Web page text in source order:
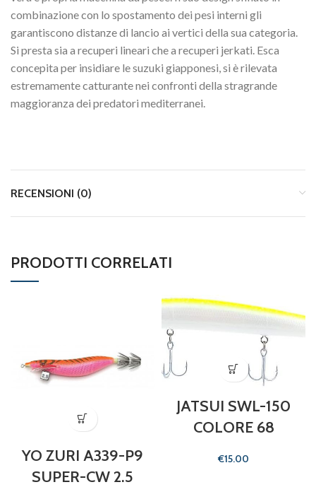
combinazione con lo spostamento dei pesi interni gli
garantiscono distanze di lancio ai vertici della sua categoria.
Si presta sia a recuperi lineari che a recuperi jerkati. Esca
concepita per insidiare le suzuki giapponesi, si è rilevata
estremamente catturante nei confronti della stragrande
maggioranza dei predatori mediterranei.
RECENSIONI (0)
PRODOTTI CORRELATI
YO ZURI A339-P9
SUPER-CW 2.5
JATSUI SWL-150
COLORE 68
€